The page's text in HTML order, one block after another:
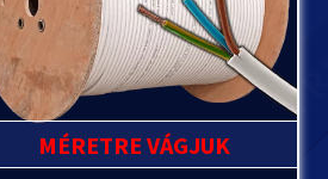
MÉRETRE VÁGJUK